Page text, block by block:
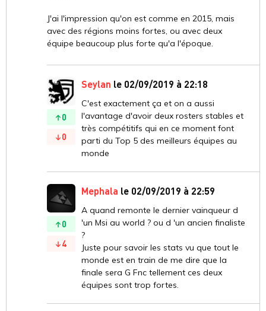
J'ai l'impression qu'on est comme en 2015, mais
avec des régions moins fortes, ou avec deux
équipe beaucoup plus forte qu'a l'époque.
0
0
Seylan le 02/09/2019 à 22:18
C'est exactement ça et on a aussi
l'avantage d'avoir deux rosters stables et
très compétitifs qui en ce moment font
parti du Top 5 des meilleurs équipes au
monde
0
4
Mephala le 02/09/2019 à 22:59
A quand remonte le dernier vainqueur d
'un Msi au world ? ou d 'un ancien finaliste
?
Juste pour savoir les stats vu que tout le
monde est en train de me dire que la
finale sera G Fnc tellement ces deux
équipes sont trop fortes.